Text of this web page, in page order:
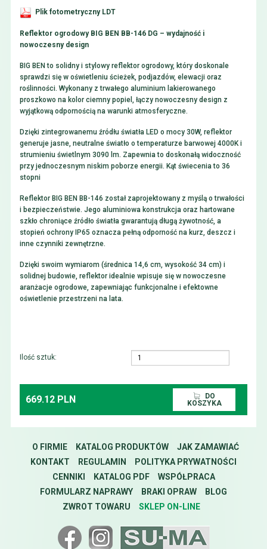
Plik fotometryczny LDT
Reflektor ogrodowy BIG BEN BB-146 DG – wydajność i
nowoczesny design
BIG BEN to solidny i stylowy reflektor ogrodowy, który doskonale
sprawdzi się w oświetleniu ścieżek, podjazdów, elewacji oraz
roślinności. Wykonany z trwałego aluminium lakierowanego
proszkowo na kolor ciemny popiel, łączy nowoczesny design z
wyjątkową odpornością na warunki atmosferyczne.
Dzięki zintegrowanemu źródłu światła LED o mocy 30W, reflektor
generuje jasne, neutralne światło o temperaturze barwowej 4000K i
strumieniu świetlnym 3090 lm. Zapewnia to doskonałą widoczność
przy jednoczesnym niskim poborze energii. Kąt świecenia to 36
stopni
Reflektor BIG BEN BB-146 został zaprojektowany z myślą o trwałości
i bezpieczeństwie. Jego aluminiowa konstrukcja oraz hartowane
szkło chroniące źródło światła gwarantują długą żywotność, a
stopień ochrony IP65 oznacza pełną odporność na kurz, deszcz i
inne czynniki zewnętrzne.
Dzięki swoim wymiarom (średnica 14,6 cm, wysokość 34 cm) i
solidnej budowie, reflektor idealnie wpisuje się w nowoczesne
aranżacje ogrodowe, zapewniając funkcjonalne i efektowne
oświetlenie przestrzeni na lata.
Ilość sztuk:
669.12 PLN
DO
KOSZYKA
O FIRMIE KATALOG PRODUKTÓW
JAK ZAMAWIAĆ
KONTAKT
REGULAMIN
POLITYKA PRYWATNOŚCI
CENNIKI
KATALOG PDF
WSPÓŁPRACA
FORMULARZ NAPRAWY
BRAKI OPRAW
BLOG
ZWROT TOWARU
SKLEP ON-LINE